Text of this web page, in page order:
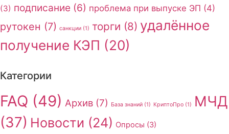
(3) подписание (6) проблема при выпуске ЭП (4)
рутокен (7) санкции (1) торги (8) удалённое
получение КЭП (20)
Категории
FAQ (49) Архив (7) База знаний (1) КриптоПро (1)
МЧД
(37) Новости (24) Опросы (3)